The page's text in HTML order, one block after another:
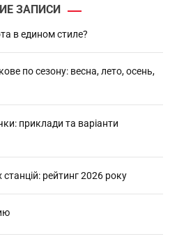
ЗАПИСИ
в едином стиле?
по сезону: весна, лето, осень,
приклади та варіанти
рейтинг 2026 року